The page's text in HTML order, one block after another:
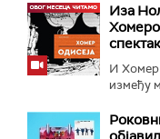
Иза
И Хомер
између